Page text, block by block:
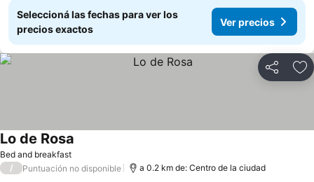
Seleccioná las fechas para ver los
precios exactos
Ver precios
Compartir
Bed and breakfast
Lo de Rosa
/ Puntuación no disponible a 0.2 km de: Centro de la ciudad